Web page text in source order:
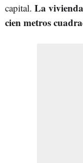
capital. La
cien metros